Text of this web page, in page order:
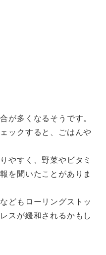
が多くなるそうです。
ックすると、ごはんや
やすく、野菜やビタミ
を聞いたことがありま
どもローリングストッ
スが緩和されるかもし